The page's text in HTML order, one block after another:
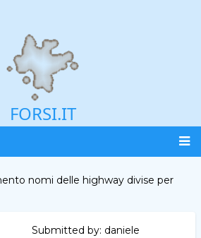
FORSI.IT
nomi delle highway divise per
Submitted by: daniele